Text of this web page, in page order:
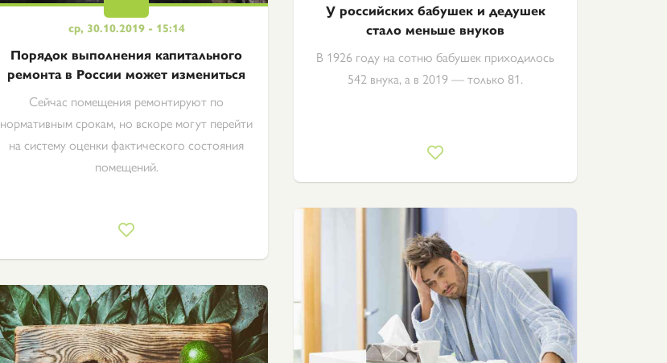
У российских бабушек и дедушек
стало меньше внуков
В 1926 году на сотню бабушек приходилось
542 внука, а в 2019 — только 81.
ср, 30.10.2019 - 15:14
Порядок выполнения капитального
ремонта в России может измениться
Сейчас помещения ремонтируют по
нормативным срокам, но вскоре могут перейти
на систему оценки фактического состояния
помещений.